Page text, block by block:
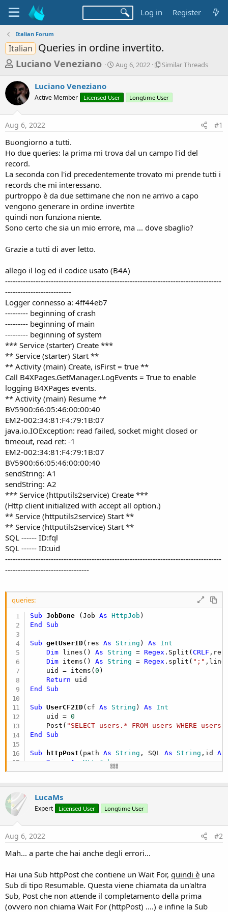
Log in Register
Italian Forum
Italian Queries in ordine invertito.
T
r
e
a
d
s
t
a
r
t
e
r
Luciano Veneziano
S
t
a
Aug 6, 2022
S
l
r
e
d
Similar Threads
Luciano Veneziano
Active Member Licensed User Longtime User
Aug 6, 2022 #1
Buongiorno a tutti.
Ho due queries: la prima mi trova dal un campo l'id del
record.
La seconda con l'id precedentemente trovato mi prende tutti i
records che mi interessano.
purtroppo è da due settimane che non ne arrivo a capo
vengono generare in ordine invertite
quindi non funziona niente.
Sono certo che sia un mio errore, ma ... dove sbaglio?
Grazie a tutti di aver letto.
allego il log ed il codice usato (B4A)
-------------------------------------------------------------------------------------
--------------------------
Logger connesso a: 4ff44eb7
--------- beginning of crash
--------- beginning of main
--------- beginning of system
*** Service (starter) Create ***
** Service (starter) Start **
** Activity (main) Create, isFirst = true **
Call B4XPages.GetManager.LogEvents = True to enable
logging B4XPages events.
** Activity (main) Resume **
BV5900:66:05:46:00:00:40
EM2-002:34:81:F4:79:1B:07
java.io.IOException: read failed, socket might closed or
timeout, read ret: -1
EM2-002:34:81:F4:79:1B:07
BV5900:66:05:46:00:00:40
sendString: A1
sendString: A2
*** Service (httputils2service) Create ***
(Http client initialized with accept all option.)
** Service (httputils2service) Start **
** Service (httputils2service) Start **
SQL ------ ID:fql
SQL ------ ID:uid
-------------------------------------------------------------------------------------
---------------------------------
queries:
Sub JobDone (Job As HttpJob
End
Sub
Sub getUserID(res As String ) As Int
Dim lines() As String = Regex .Split(CRLF
Dim items() As String = Regex .split( ";"
    uid = items(
0 )
Return
End
Sub
Sub UserCF2ID(cf As String ) As Int
    uid =
0
    Post(
"SELECT users.* FROM users WHERE
End
Sub
Sub httpPost (path As String , SQL As String ,id As
Dim
As
HttpJob
    j.Initialize(
"", Me)
If j.Success
        refresh(id,j.GetString)
    j.Release
End
Sub refresh(id As String,res As
Select(id)
Case
: populate(res)
Case "uid": getUserID(res)
Case Else Log("errore:"&id)
End Select
LucaMs
Expert Licensed User Longtime User
Aug 6, 2022 #2
Mah... a parte che hai anche degli errori...
Hai una Sub httpPost che contiene un Wait For, quindi è una
Sub di tipo Resumable. Questa viene chiamata da un'altra
Sub, Post che non attende il completamento della prima
(ovvero non chiama Wait For (httpPost) ....) e infine la Sub